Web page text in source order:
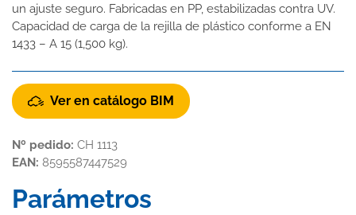
un ajuste seguro. Fabricadas en PP, estabilizadas contra UV.
Capacidad de carga de la rejilla de plástico conforme a EN
1433 – A 15 (1,500 kg).
Ver en catálogo BIM
Nº pedido: CH 1113
EAN: 8595587447529
Parámetros